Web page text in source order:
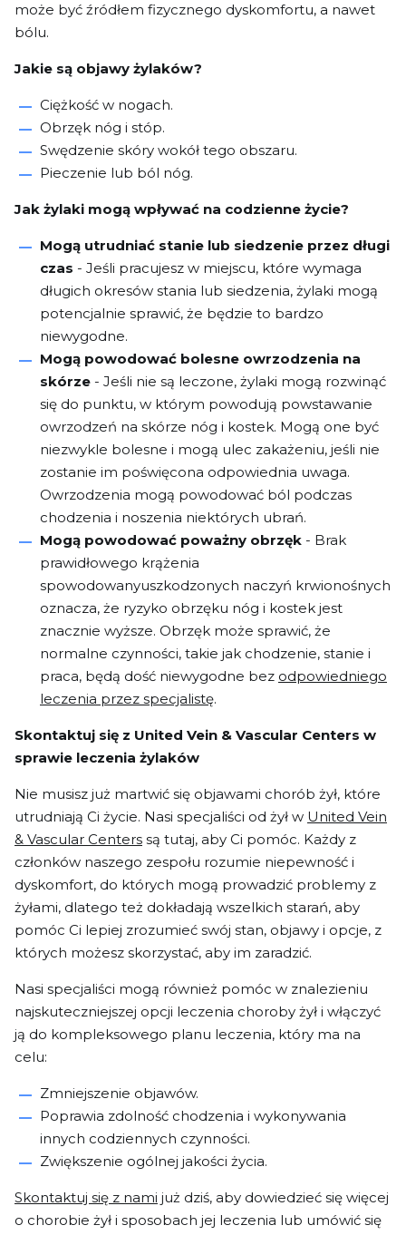
może być źródłem fizycznego dyskomfortu, a nawet
bólu.
Jakie są objawy żylaków?
Ciężkość w nogach.
Obrzęk nóg i stóp.
Swędzenie skóry wokół tego obszaru.
Pieczenie lub ból nóg.
Jak żylaki mogą wpływać na codzienne życie?
Mogą utrudniać stanie lub siedzenie przez długi
czas - Jeśli pracujesz w miejscu, które wymaga
długich okresów stania lub siedzenia, żylaki mogą
potencjalnie sprawić, że będzie to bardzo
niewygodne.
Mogą powodować bolesne owrzodzenia na
skórze - Jeśli nie są leczone, żylaki mogą rozwinąć
się do punktu, w którym powodują powstawanie
owrzodzeń na skórze nóg i kostek. Mogą one być
niezwykle bolesne i mogą ulec zakażeniu, jeśli nie
zostanie im poświęcona odpowiednia uwaga.
Owrzodzenia mogą powodować ból podczas
chodzenia i noszenia niektórych ubrań.
Mogą powodować poważny obrzęk - Brak
prawidłowego krążenia
spowodowanyuszkodzonych naczyń krwionośnych
oznacza, że ryzyko obrzęku nóg i kostek jest
znacznie wyższe. Obrzęk może sprawić, że
normalne czynności, takie jak chodzenie, stanie i
praca, będą dość niewygodne bez odpowiedniego
leczenia przez specjalistę.
Skontaktuj się z United Vein & Vascular Centers w
sprawie leczenia żylaków
Nie musisz już martwić się objawami chorób żył, które
utrudniają Ci życie. Nasi specjaliści od żył w United Vein
& Vascular Centers są tutaj, aby Ci pomóc. Każdy z
członków naszego zespołu rozumie niepewność i
dyskomfort, do których mogą prowadzić problemy z
żyłami, dlatego też dokładają wszelkich starań, aby
pomóc Ci lepiej zrozumieć swój stan, objawy i opcje, z
których możesz skorzystać, aby im zaradzić.
Nasi specjaliści mogą również pomóc w znalezieniu
najskuteczniejszej opcji leczenia choroby żył i włączyć
ją do kompleksowego planu leczenia, który ma na
celu:
Zmniejszenie objawów.
Poprawia zdolność chodzenia i wykonywania
innych codziennych czynności.
Zwiększenie ogólnej jakości życia.
Skontaktuj się z nami już dziś, aby dowiedzieć się więcej
o chorobie żył i sposobach jej leczenia lub umówić się